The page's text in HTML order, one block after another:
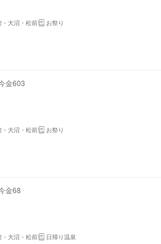
・大沼・松前 お祭り
金603
・大沼・松前 お祭り
金68
・大沼・松前 日帰り温泉